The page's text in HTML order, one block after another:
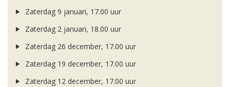
Zaterdag 9 januari, 17.00 uur
Zaterdag 2 januari, 18.00 uur
Zaterdag 26 december, 17.00 uur
Zaterdag 19 december, 17.00 uur
Zaterdag 12 december, 17.00 uur